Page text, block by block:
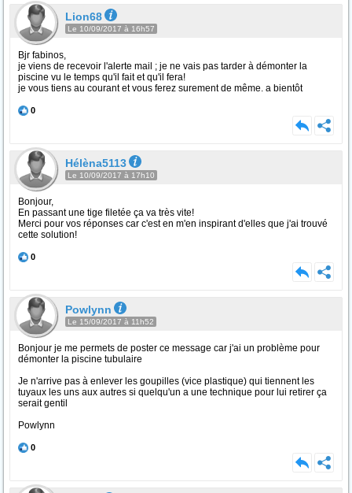
Lion68
Le 10/09/2017 à 16h57
Bjr fabinos,
je viens de recevoir l'alerte mail ; je ne vais pas tarder à démonter la
piscine vu le temps qu'il fait et qu'il fera!
je vous tiens au courant et vous ferez surement de même. a bientôt
0
Hélèna5113
Le 10/09/2017 à 17h10
Bonjour,
En passant une tige filetée ça va très vite!
Merci pour vos réponses car c'est en m'en inspirant d'elles que j'ai trouvé
cette solution!
0
Powlynn
Le 15/09/2017 à 11h52
Bonjour je me permets de poster ce message car j'ai un problème pour
démonter la piscine tubulaire
Je n'arrive pas à enlever les goupilles (vice plastique) qui tiennent les
tuyaux les uns aux autres si quelqu'un a une technique pour lui retirer ça
serait gentil
Powlynn
0